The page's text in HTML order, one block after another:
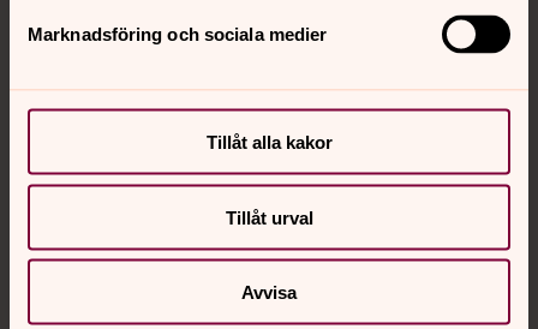
Marknadsföring och sociala medier
Tillåt alla kakor
Tillåt urval
Avvisa
Kontakt
Kalender